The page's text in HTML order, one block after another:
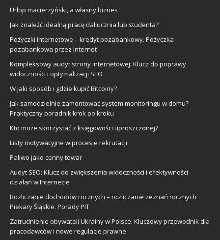
Urlop macierzyński, a własny biznes
Jak znaleźć idealną pracę dał ucznia lub studenta?
Pożyczki internetowe – kredyt pozabankowy. Pożyczka
pozabankowa przez Internet
Kompleksowy audyt strony internetowej: Klucz do poprawy
widoczności i optymalizacji SEO
W jaki sposób i gdzie kupić Bitcoiny?
Jak samodzielnie zamontować system monitoringu w domu?
Praktyczny poradnik krok po kroku
Kto może skorzystać z księgowości uproszczonej?
Listy motywacyjne w procesie rekrutacji
Paliwo jako cenny towar
Audyt SEO: Klucz do zwiększenia widoczności i efektywności
działań w Internecie
Rozliczanie dochodów rocznych – rozliczanie zeznań rocznych
Piekary Śląskie. Porady PIT
Zatrudnienie obywateli Ukrainy w Polsce: Kluczowy przewodnik dla
pracodawców i nowe regulacje prawne